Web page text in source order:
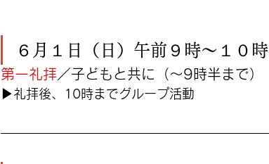
６月１日（日）午前９時〜１０時
第一礼拝 ／子どもと共に（〜9時半まで）
▶︎礼拝後、10時までグループ活動